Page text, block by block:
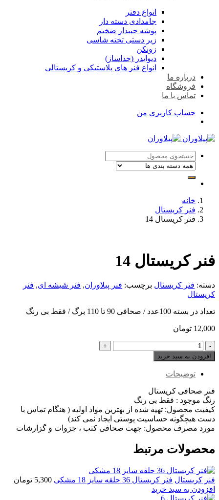
انواع دفتر
جامدادی دسته دار
پوشه جیبدار ضخیم
زیر دستی تخته شاسی
زونکن
دیوایدر (جداساز)
انواع فنر های پلاستیکی و کریستالی
درباره ما
فروشگاه
تماس با ما
حساب کاربری من
خانه
فنر کریستال
فنر کریستال 14
فنر کریستال 14
دسته: فنر کریستال برچسب: فنر پیلاوران, فنر شیشه ای, فنر
کریستال
تعداد در بسته 100عدد / صحافی 90 تا 110 برگ / فقط بی رنگ
12,000 تومان
فنر
کریستال
14
تعداد
افزودن به سبد خرید
توضیحات
فنر صحافی کریستال
رنگ موجود : فقط بی رنگ
کیفیت محصول: تهیه شده از بهترین مواد اولیه ( هنگام تماس با
دست هیچگونه حساسیت پوستی ایجاد نمی کند)
مورد مصرف محصول: جهت صحافی کتب ، جزوات و گزارشات
محصولات مرتبط
فنر کریستال فنر کریستال 36 حلقه سایز 18 مشکی 5,300 تومان
افزودن به سبد خرید